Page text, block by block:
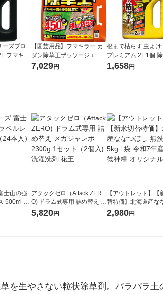
ーズプロ
フマキラ
【園芸用品】フマキラー カ
ダン除草王ザッソージエー
ス エコパウチ4.5L 1セット
7,029円
根まで枯らす 虫よけ
プレミアム 2L 1個
マキラー
1,658円
士山の強
500ml 1
アタックゼロ（Attack ZER
O) ドラム式専用 詰め替え メ
ガジャンボ 2300g 1セット
5,820円
【アウトレット】【
替特価】北海道産な
し 無洗米 5kg 1袋 令
2,980円
を生やさない粒状除草剤。パラパラ